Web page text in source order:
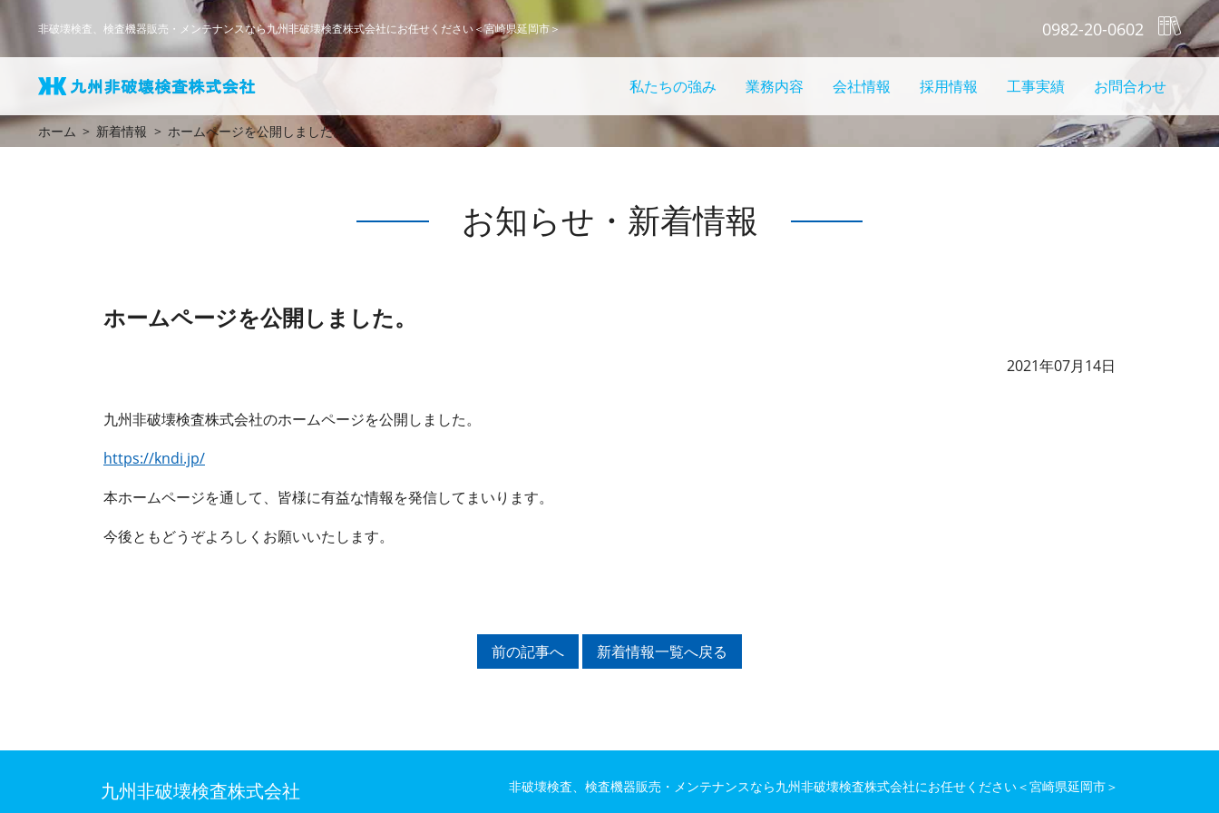
非破壊検査、検査機器販売・メンテナンスなら九州非破壊検査株式会社にお任せください＜宮崎県延岡市＞ 0982-20-0602
私たちの強み 業務内容 会社情報 採用情報 工事実績 お問合わせ
ホーム 新着情報 ホームページを公開しました。
お知らせ・新着情報
ホームページを公開しました。
2021年07月14日
九州非破壊検査株式会社のホームページを公開しました。
https://kndi.jp/
本ホームページを通して、皆様に有益な情報を発信してまいります。
今後ともどうぞよろしくお願いいたします。
前の記事へ 新着情報一覧へ戻る
九州非破壊検査株式会社 非破壊検査、検査機器販売・メンテナンスなら九州非破壊検査株式会社にお任せください＜宮崎県延岡市＞